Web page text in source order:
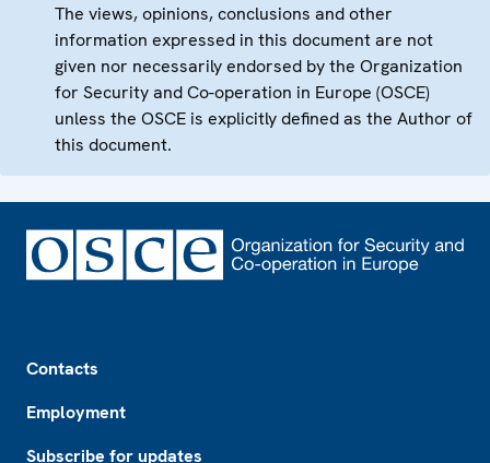
The views, opinions, conclusions and other
information expressed in this document are not
given nor necessarily endorsed by the Organization
for Security and Co-operation in Europe (OSCE)
unless the OSCE is explicitly defined as the Author of
this document.
Contacts
Employment
Subscribe for updates